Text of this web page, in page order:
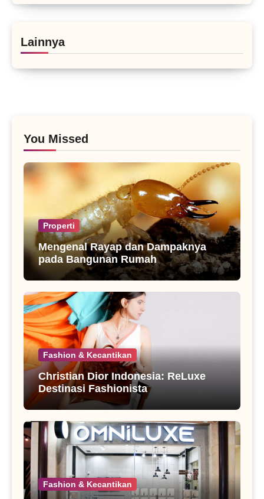
Lainnya
You Missed
Properti
Mengenal Rayap dan Dampaknya
pada Bangunan Rumah
Fashion & Kecantikan
Christian Dior Indonesia: ReLuxe
Destinasi Fashionista
Fashion & Kecantikan